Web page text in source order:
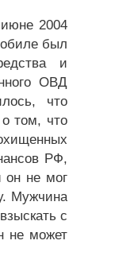
июне 2004
был
и
ОВД
что
том, что
РФ,
он не мог
Мужчина
с
не может